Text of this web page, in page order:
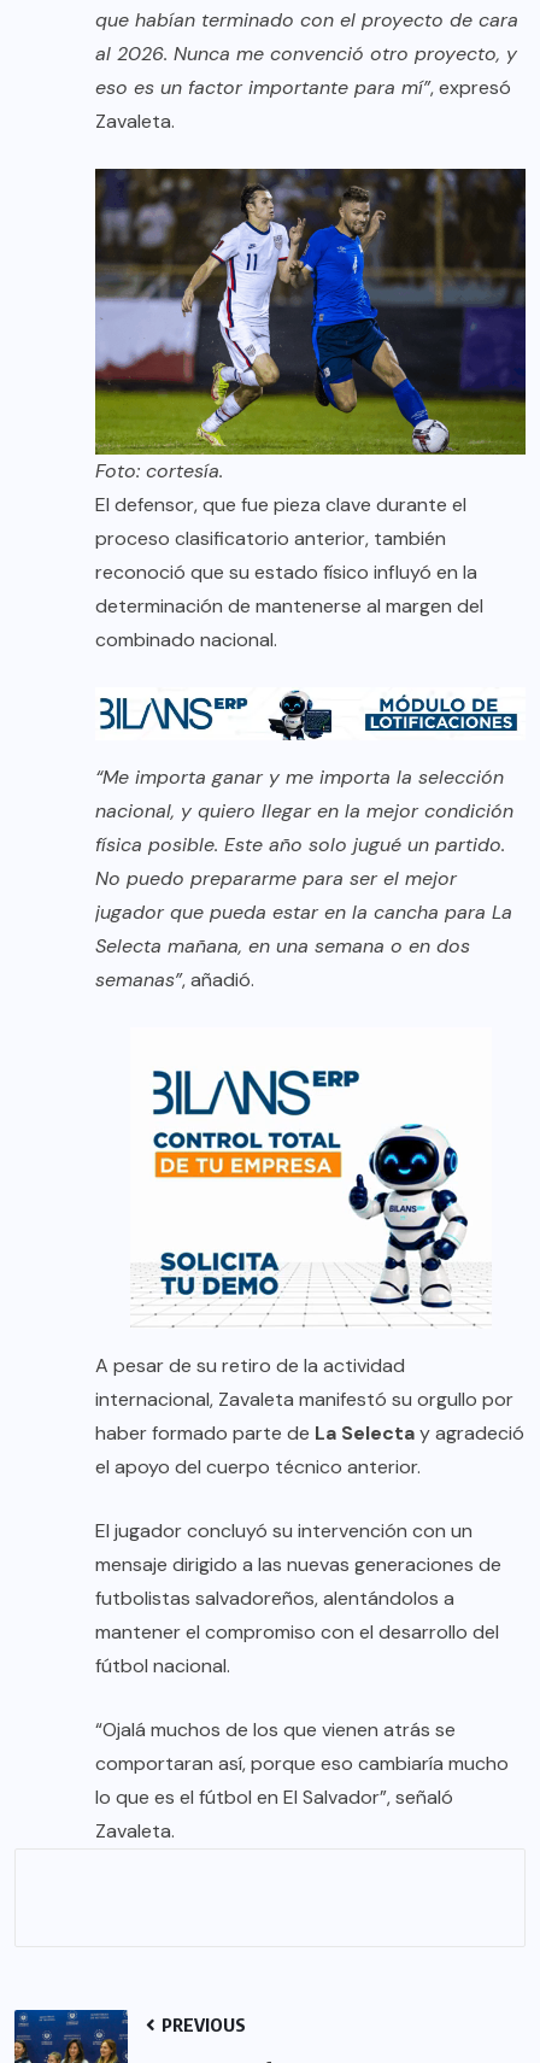
que habían terminado con el proyecto de cara
al 2026. Nunca me convenció otro proyecto, y
eso es un factor importante para mí”, expresó
Zavaleta.
Foto: cortesía.
El defensor, que fue pieza clave durante el
proceso clasificatorio anterior, también
reconoció que su estado físico influyó en la
determinación de mantenerse al margen del
combinado nacional.
“Me importa ganar y me importa la selección
nacional, y quiero llegar en la mejor condición
física posible. Este año solo jugué un partido.
No puedo prepararme para ser el mejor
jugador que pueda estar en la cancha para La
Selecta mañana, en una semana o en dos
semanas”, añadió.
A pesar de su retiro de la actividad
internacional, Zavaleta manifestó su orgullo por
haber formado parte de La Selectay agradeció
el apoyo del cuerpo técnico anterior.
El jugador concluyó su intervención con un
mensaje dirigido a las nuevas generaciones de
futbolistas salvadoreños, alentándolos a
mantener el compromiso con el desarrollo del
fútbol nacional.
“Ojalá muchos de los que vienen atrás se
comportaran así, porque eso cambiaría mucho
lo que es el fútbol en El Salvador”, señaló
Zavaleta.
PREVIOUS